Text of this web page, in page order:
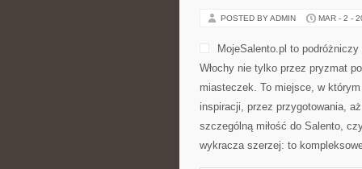
POSTED BY ADMIN MAR - 2 -
MojeSalento.pl to
Włochy nie tylko przez pryzmat
miasteczek. To miejsce, w
inspiracji, przez przygotowania,
szczególną miłość do Salento,
wykracza szerzej: to